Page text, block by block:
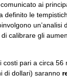
comunicato ai
definito le
un’analisi
calibrare gli
pari a circa 56
di dollari) saranno